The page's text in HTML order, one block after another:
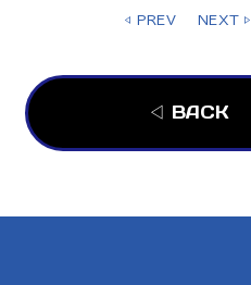
◁ PREV NEXT ▷
◁ BACK